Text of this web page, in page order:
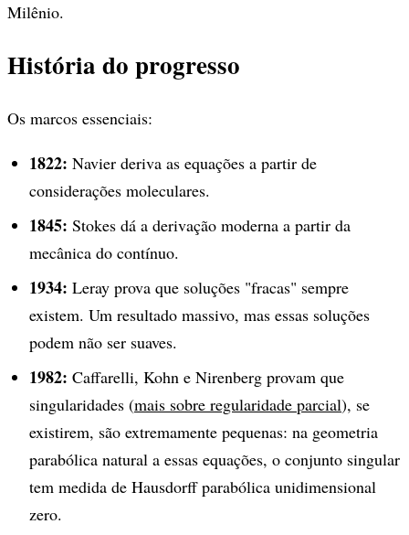
Milênio.
História do progresso
Os marcos essenciais:
1822: Navier deriva as equações a partir de
considerações moleculares.
1845: Stokes dá a derivação moderna a partir da
mecânica do contínuo.
1934: Leray prova que soluções "fracas" sempre
existem. Um resultado massivo, mas essas soluções
podem não ser suaves.
1982: Caffarelli, Kohn e Nirenberg provam que
singularidades (mais sobre regularidade parcial), se
existirem, são extremamente pequenas: na geometria
parabólica natural a essas equações, o conjunto singular
tem medida de Hausdorff parabólica unidimensional
zero.